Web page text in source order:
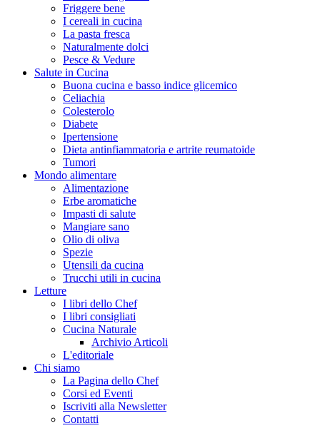
Friggere bene
I cereali in cucina
La pasta fresca
Naturalmente dolci
Pesce & Vedure
Salute in Cucina
Buona cucina e basso indice glicemico
Celiachia
Colesterolo
Diabete
Ipertensione
Dieta antinfiammatoria e artrite reumatoide
Tumori
Mondo alimentare
Alimentazione
Erbe aromatiche
Impasti di salute
Mangiare sano
Olio di oliva
Spezie
Utensili da cucina
Trucchi utili in cucina
Letture
I libri dello Chef
I libri consigliati
Cucina Naturale
Archivio Articoli
L'editoriale
Chi siamo
La Pagina dello Chef
Corsi ed Eventi
Iscriviti alla Newsletter
Contatti